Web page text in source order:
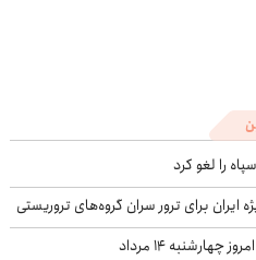
را لغو کرد
ایران برای ترور سران گروه‌های تروریستی